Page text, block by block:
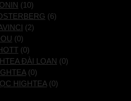
(10)
(6)
(2)
(0)
(0)
ĐÀI LOAN (0)
(0)
HIGHTEA (0)